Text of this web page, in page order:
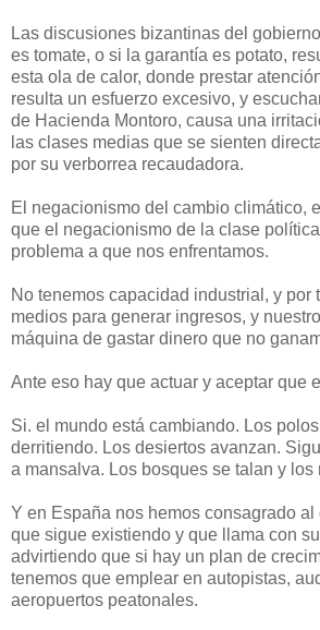
Las discusiones bizantinas del
es tomate, o si la garantía es potato,
esta ola de calor, donde prestar
resulta un esfuerzo excesivo, y
de Hacienda Montoro, causa una
las clases medias que se sienten
por su verborrea recaudadora.
El negacionismo del cambio climático,
que el negacionismo de la clase
problema a que nos enfrentamos.
No tenemos capacidad industrial, y por
medios para generar ingresos, y
máquina de gastar dinero que no
Ante eso hay que actuar y aceptar que
Si. el mundo está cambiando. Los
derritiendo. Los desiertos avanzan.
a mansalva. Los bosques se talan y los
Y en España nos hemos consagrado
que sigue existiendo y que llama con
advirtiendo que si hay un plan de
tenemos que emplear en autopistas,
aeropuertos peatonales.